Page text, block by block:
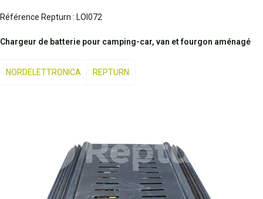
Référence Repturn : LOI072
Chargeur de batterie pour camping-car, van et fourgon aménagé
NORDELETTRONICA REPTURN